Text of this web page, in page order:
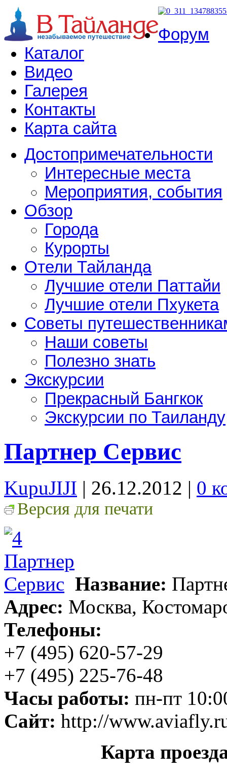
Форум
Каталог
Видео
Галерея
Контакты
Карта сайта
Достопримечательности
Интересные места
Мероприятия, события
Обзор
Города
Курорты
Отели Тайланда
Лучшие отели Паттайи
Лучшие отели Пхукета
Советы
Наши советы
Полезно знать
Экскурсии
Прекрасный Бангкок
Экскурсии по Таиланду
Партнер Сервис
KupuJIJI | 26.12.2012 | 0
Версия для печати
Название:
Адрес: Москва,
Телефоны:
+7 (495) 620-57-29
+7 (495) 225-76-48
Часы работы: пн-пт
Сайт: http://
Карта